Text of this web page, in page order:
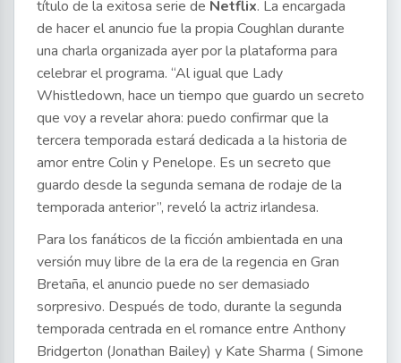
título de la exitosa serie de Netflix. La encargada
de hacer el anuncio fue la propia Coughlan durante
una charla organizada ayer por la plataforma para
celebrar el programa. “Al igual que Lady
Whistledown, hace un tiempo que guardo un secreto
que voy a revelar ahora: puedo confirmar que la
tercera temporada estará dedicada a la historia de
amor entre Colin y Penelope. Es un secreto que
guardo desde la segunda semana de rodaje de la
temporada anterior”, reveló la actriz irlandesa.
Para los fanáticos de la ficción ambientada en una
versión muy libre de la era de la regencia en Gran
Bretaña, el anuncio puede no ser demasiado
sorpresivo. Después de todo, durante la segunda
temporada centrada en el romance entre Anthony
Bridgerton (Jonathan Bailey) y Kate Sharma ( Simone